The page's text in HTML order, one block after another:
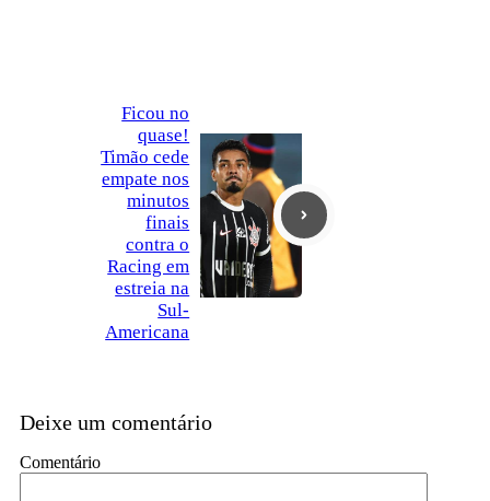
Ficou no
quase!
Timão cede
empate nos
minutos
finais
contra o
Racing em
estreia na
Sul-
Americana
Deixe um comentário
Comentário